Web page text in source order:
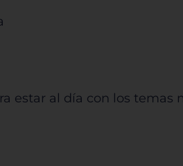
estar al día con los temas